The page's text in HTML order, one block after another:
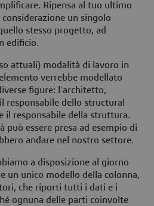
Ripensa al tuo ultimo
un singolo
stesso progetto, ad
edificio.
attuali) modalità di lavoro in
verrebbe modellato
figure: l’architetto,
responsabile dello structural
il responsabile della struttura.
essere presa ad esempio di
andare nel nostro settore.
a disposizione al giorno
un unico modello della colonna,
che riporti tutti i dati e i
ognuna delle parti coinvolte